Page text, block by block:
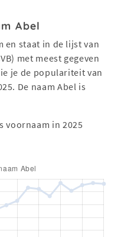
Abel
en staat in de lijst van
met meest gegeven
je de populariteit van
De naam Abel is
voornaam in 2025